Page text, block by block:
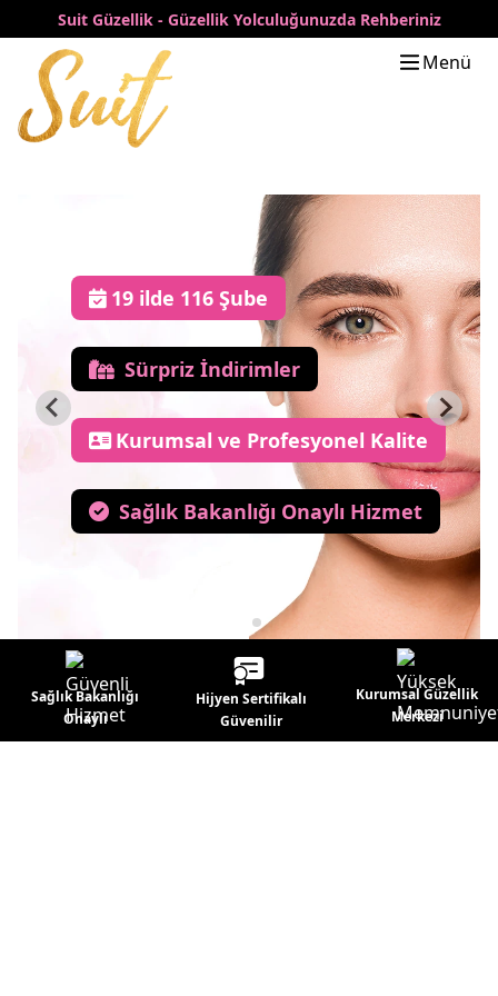
Suit Güzellik - Güzellik Yolculuğunuzda Rehberiniz
Menü
19 ilde 116 Şube
Sürpriz İndirimler
Kurumsal ve Profesyonel Kalite
Sağlık Bakanlığı Onaylı Hizmet
Sağlık Bakanlığı
Onaylı
Hijyen Sertifikalı
Güvenilir
Kurumsal Güzellik
Merkezi